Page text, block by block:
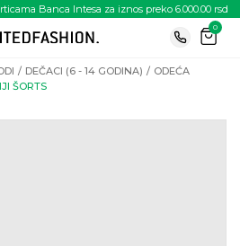
Banca Intesa za iznos preko 6.000.00 rsd
0
DEČACI (6 - 14 GODINA)
ODEĆA
ŠORTS